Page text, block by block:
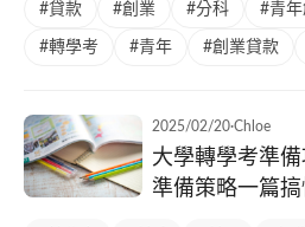
#貸款 #創業 #分科 #青
#轉學考 #青年 #創業貸款
2025/02/20·Chloe
大學轉學考準
準備策略一篇搞